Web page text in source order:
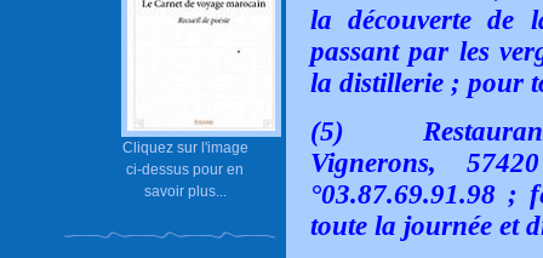
Cliquez sur l'image
ci-dessus pour en
savoir plus...
la découverte de
passant par les
la distillerie ; pour
(5)
Vignerons,
°03.87.69.91.98 ;
toute la journée et